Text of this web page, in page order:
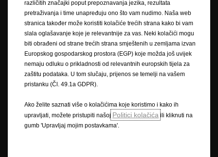
Opisi i ilustracije značajki mogu se odnositi na ili prikazivati dodatnu
opremu koja nije uključena u standardnu isporuku. Sadržani podaci bili
su točni u vrijeme objavljivanja. Pridržavamo pravo na izmjene u dizajnu i
opremi. Prikazane boje su samo približne stvarnim bojama. Ilustrirana
dodatna oprema dostupna je uz nadoplatu. Dostupnost, tehničke
karakteristike i oprema naših vozila mogu biti različite ili mogu biti
dostupne samo u nekim zemljama ili mogu biti dostupne uz dodatne
troškove. Za precizne informacije o opremi koja se isporučuje na našim
* Navedeni podaci o potrošnji goriva i emisijama CO2usklađeni su s
ispitnim postupkom WLTP na temelju kojeg se od 1. rujna 2018.
različitih značajki poput prepoznavanja jezika, rezultata
pretraživanja i time unapređuju ono što vam nudimo. Naša web
stranica također može koristiti kolačiće trećih strana kako bi vam
slala oglašavanje koje je relevantnije za vas. Neki kolačići mogu
biti obrađeni od strane trećih strana smještenih u zemljama izvan
Europskog gospodarskog prostora (EGP) koje možda još uvijek
nemaju odluku o prikladnosti od relevantnih europskih tijela za
zaštitu podataka. U tom slučaju, prijenos se temelji na vašem
pristanku (Čl. 49.1a GDPR).
Ako želite saznati više o kolačićima koje koristimo i kako ih
upravljati, možete pristupiti našoj Politici kolačića ili kliknuti na
gumb 'Upravljaj mojim postavkama'.